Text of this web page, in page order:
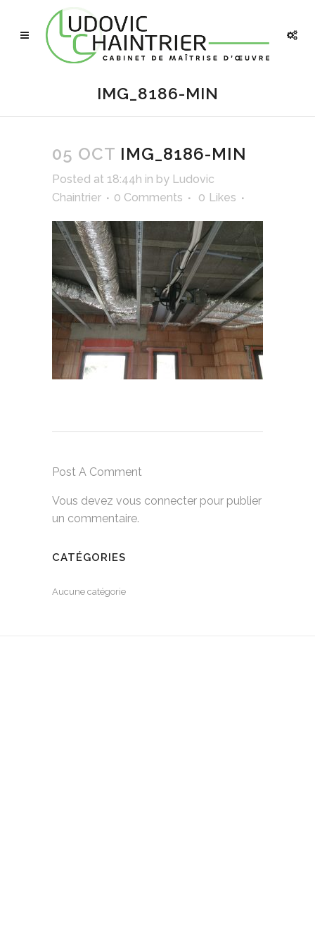
IMG_8186-MIN
05 OCT IMG_8186-MIN
Posted at 18:44h in by Ludovic
Chaintrier
0 Comments 0 Likes
Post A Comment
Vous devez vous connecter pour publier
un commentaire.
CATÉGORIES
Aucune catégorie